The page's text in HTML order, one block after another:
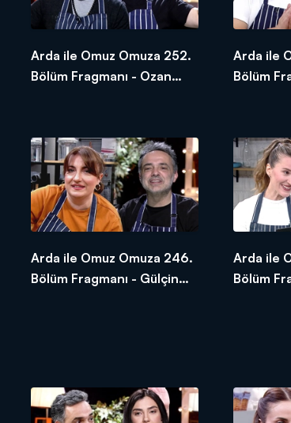
Arda ile Omuz Omuza 252.
Bölüm Fragmanı - Ozan
Arda ile
Bölüm
Arda ile Omuz Omuza 246.
Bölüm Fragmanı - Gülçin
Arda ile
Bölüm